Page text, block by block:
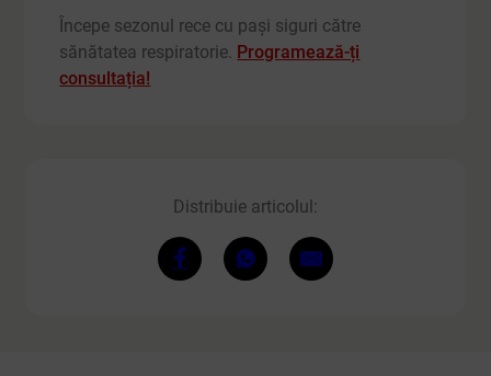
Distribuie articolul:
Începe sezonul rece cu pași siguri către
sănătatea respiratorie. Programează-ți
consultația!